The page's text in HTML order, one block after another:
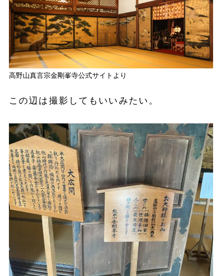
高野山真言宗金剛峯寺公式サイトより
この辺は撮影してもいいみたい。